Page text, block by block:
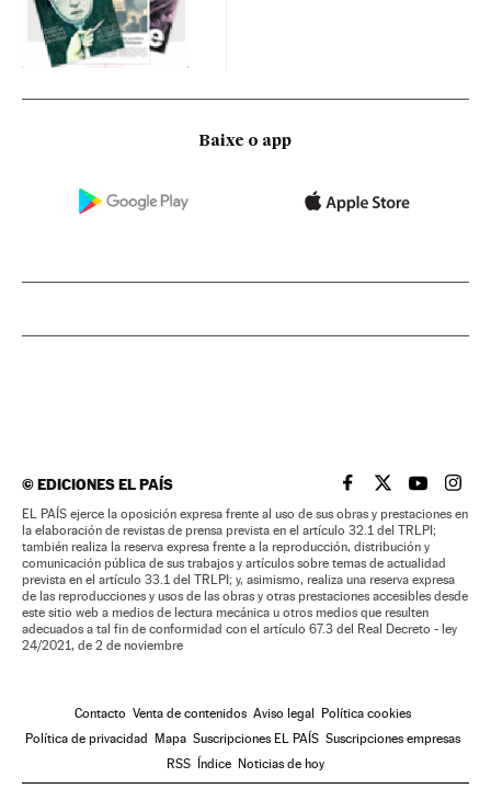
Baixe o app
©EDICIONES EL PAÍS EL PAÍS BRASIL EN
EL PAÍSEL PAÍS
EL
EL PAÍS ejerce la oposición expresa frente al uso de sus obras y prestaciones en
la elaboración de revistas de prensa prevista en el artículo 32.1 del TRLPI;
también realiza la reserva expresa frente a la reproducción, distribución y
comunicación pública de sus trabajos y artículos sobre temas de actualidad
prevista en el artículo 33.1 del TRLPI; y, asimismo, realiza una reserva expresa
de las reproducciones y usos de las obras y otras prestaciones accesibles desde
este sitio web a medios de lectura mecánica u otros medios que resulten
adecuados a tal fin de conformidad con el artículo 67.3 del Real Decreto - ley
24/2021, de 2 de noviembre
Contacto Venta de contenidos Aviso legal
Política cookies
Política de privacidad
Mapa Suscripciones EL PAÍS Suscripciones empresas
RSS
Índice Noticias de hoy